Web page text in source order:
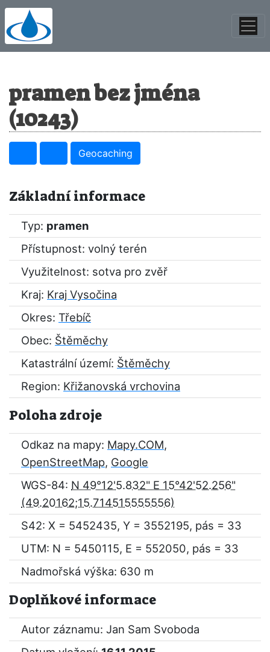
pramen bez jména
(10243)
Geocaching
Základní informace
Typ: pramen
Přístupnost: volný terén
Využitelnost: sotva pro zvěř
Kraj: Kraj Vysočina
Okres: Třebíč
Obec: Štěměchy
Katastrální území: Štěměchy
Region: Křižanovská vrchovina
Poloha zdroje
Odkaz na mapy: Mapy.COM,
OpenStreetMap, Google
WGS-84: N 49°12'5.832" E 15°42'52.256"
S42: X = 5452435, Y = 3552195, pás = 33
UTM: N = 5450115, E = 552050, pás = 33
Nadmořská výška: 630 m
Doplňkové informace
Autor záznamu: Jan Sam Svoboda